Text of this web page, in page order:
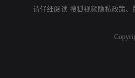
请仔细阅读 搜狐视频隐私政策、